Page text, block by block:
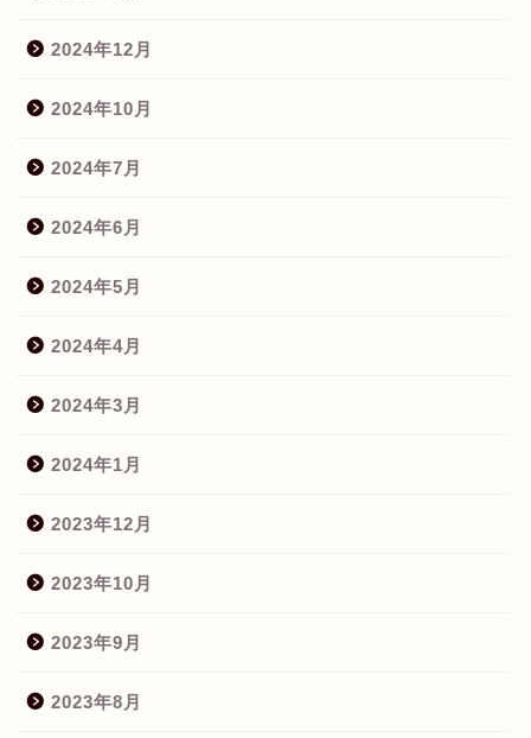
2024年12月
2024年10月
2024年7月
2024年6月
2024年5月
2024年4月
2024年3月
2024年1月
2023年12月
2023年10月
2023年9月
2023年8月